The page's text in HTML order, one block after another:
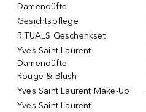
Damendüfte
Gesichtspflege
RITUALS Geschenkset
Yves Saint Laurent
Damendüfte
Rouge & Blush
Yves Saint Laurent Make-Up
Yves Saint Laurent